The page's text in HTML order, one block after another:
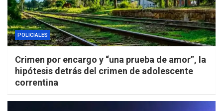
POLICIALES
Crimen por encargo y “una prueba de amor”, la
hipótesis detrás del crimen de adolescente
correntina